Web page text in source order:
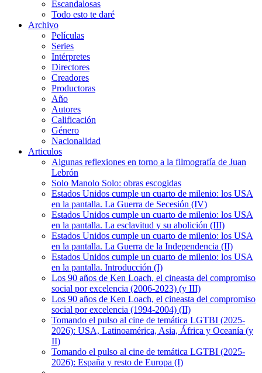
Escandalosas
Todo esto te daré
Archivo
Películas
Series
Intérpretes
Directores
Creadores
Productoras
Año
Autores
Calificación
Género
Nacionalidad
Articulos
Algunas reflexiones en torno a la filmografía de Juan
Lebrón
Solo Manolo Solo: obras escogidas
Estados Unidos cumple un cuarto de milenio: los USA
en la pantalla. La Guerra de Secesión (IV)
Estados Unidos cumple un cuarto de milenio: los USA
en la pantalla. La esclavitud y su abolición (III)
Estados Unidos cumple un cuarto de milenio: los USA
en la pantalla. La Guerra de la Independencia (II)
Estados Unidos cumple un cuarto de milenio: los USA
en la pantalla. Introducción (I)
Los 90 años de Ken Loach, el cineasta del compromiso
social por excelencia (2006-2023) (y III)
Los 90 años de Ken Loach, el cineasta del compromiso
social por excelencia (1994-2004) (II)
Tomando el pulso al cine de temática LGTBI (2025-
2026): USA, Latinoamérica, Asia, África y Oceanía (y
II)
Tomando el pulso al cine de temática LGTBI (2025-
2026): España y resto de Europa (I)